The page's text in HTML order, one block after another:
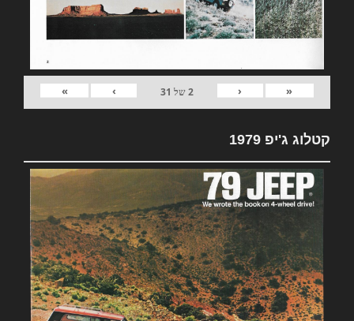
«
‹
2של 31
›
»
קטלוג ג'יפ 1979